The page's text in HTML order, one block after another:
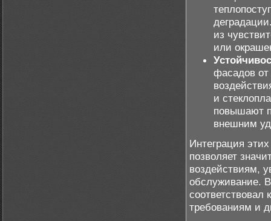
из
или
фасадов от
и
повышают
внешним
Интеграция
позволяет
воздействиям,
обслуживание.
требованиям и